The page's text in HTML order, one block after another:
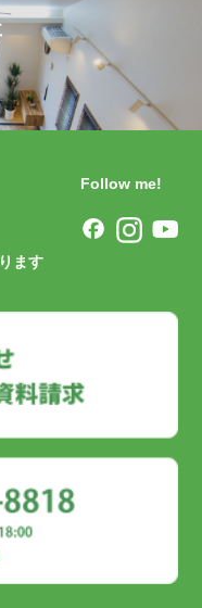
ます
Follow me!